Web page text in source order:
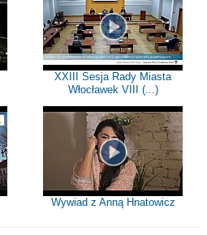
XXIII Sesja Rady Miasta
Włocławek VIII (...)
Wywiad z Anną Hnatowicz